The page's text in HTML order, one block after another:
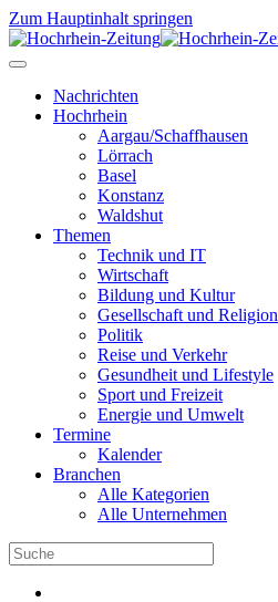
Zum Hauptinhalt springen
Nachrichten
Hochrhein
Aargau/Schaffhausen
Lörrach
Basel
Konstanz
Waldshut
Themen
Technik und IT
Wirtschaft
Bildung und Kultur
Gesellschaft und Religion
Politik
Reise und Verkehr
Gesundheit und Lifestyle
Sport und Freizeit
Energie und Umwelt
Termine
Kalender
Branchen
Alle Kategorien
Alle Unternehmen